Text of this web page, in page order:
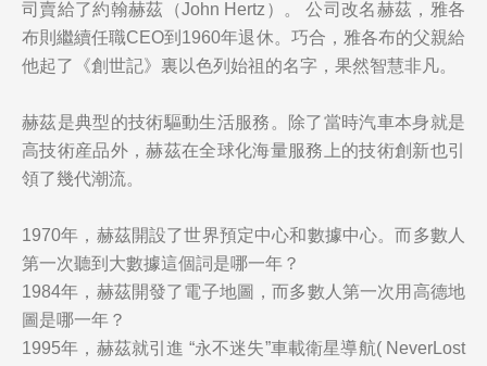
司賣給了約翰赫茲 （John Hertz ）。 公司改名赫茲，雅各
布則繼續任職CEO到1960年退休。巧合，雅各布的父親給
他起了《創世記》裏以色列始祖的名字，果然智慧非凡。
赫茲是典型的技術驅動生活服務。除了當時汽車本身就是
高技術産品外，赫茲在全球化海量服務上的技術創新也引
領了幾代潮流。
1970年，赫茲開設了世界預定中心和數據中心。而多數人
第一次聽到大數據這個詞是哪一年？
1984年，赫茲開發了電子地圖，而多數人第一次用高德地
圖是哪一年？
1995年，赫茲就引進 “永不迷失”車載衛星導航(NeverLost